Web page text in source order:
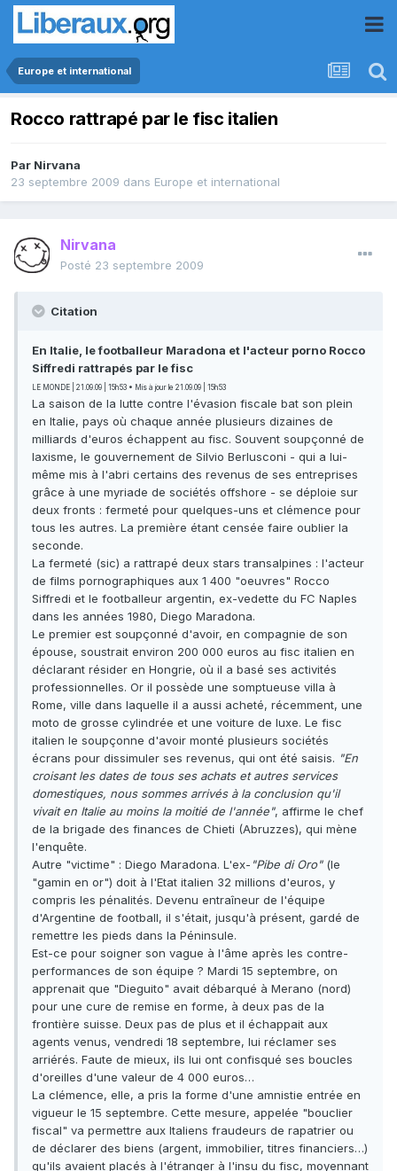
Europe et international
Rocco rattrapé par le fisc italien
Par Nirvana
23 septembre 2009 dans Europe et international
Nirvana
Posté 23 septembre 2009
Citation
En Italie, le footballeur Maradona et l'acteur porno Rocco
Siffredi rattrapés par le fisc
LE MONDE | 21.09.09 | 15h53 • Mis à jour le 21.09.09 | 15h53
La saison de la lutte contre l'évasion fiscale bat son plein
en Italie, pays où chaque année plusieurs dizaines de
milliards d'euros échappent au fisc. Souvent soupçonné de
laxisme, le gouvernement de Silvio Berlusconi - qui a lui-
même mis à l'abri certains des revenus de ses entreprises
grâce à une myriade de sociétés offshore - se déploie sur
deux fronts : fermeté pour quelques-uns et clémence pour
tous les autres. La première étant censée faire oublier la
seconde.
La fermeté (sic) a rattrapé deux stars transalpines : l'acteur
de films pornographiques aux 1 400 "oeuvres" Rocco
Siffredi et le footballeur argentin, ex-vedette du FC Naples
dans les années 1980, Diego Maradona.
Le premier est soupçonné d'avoir, en compagnie de son
épouse, soustrait environ 200 000 euros au fisc italien en
déclarant résider en Hongrie, où il a basé ses activités
professionnelles. Or il possède une somptueuse villa à
Rome, ville dans laquelle il a aussi acheté, récemment, une
moto de grosse cylindrée et une voiture de luxe. Le fisc
italien le soupçonne d'avoir monté plusieurs sociétés
écrans pour dissimuler ses revenus, qui ont été saisis. "En
croisant les dates de tous ses achats et autres services
domestiques, nous sommes arrivés à la conclusion qu'il
vivait en Italie au moins la moitié de l'année", affirme le chef
de la brigade des finances de Chieti (Abruzzes), qui mène
l'enquête.
Autre "victime" : Diego Maradona. L'ex- "Pibe di Oro"(le
"gamin en or") doit à l'Etat italien 32 millions d'euros, y
compris les pénalités. Devenu entraîneur de l'équipe
d'Argentine de football, il s'était, jusqu'à présent, gardé de
remettre les pieds dans la Péninsule.
Est-ce pour soigner son vague à l'âme après les contre-
performances de son équipe ? Mardi 15 septembre, on
apprenait que "Dieguito" avait débarqué à Merano (nord)
pour une cure de remise en forme, à deux pas de la
frontière suisse. Deux pas de plus et il échappait aux
agents venus, vendredi 18 septembre, lui réclamer ses
arriérés. Faute de mieux, ils lui ont confisqué ses boucles
d'oreilles d'une valeur de 4 000 euros…
La clémence, elle, a pris la forme d'une amnistie entrée en
vigueur le 15 septembre. Cette mesure, appelée "bouclier
fiscal" va permettre aux Italiens fraudeurs de rapatrier ou
de déclarer des biens (argent, immobilier, titres financiers…)
qu'ils avaient placés à l'étranger à l'insu du fisc, moyennant